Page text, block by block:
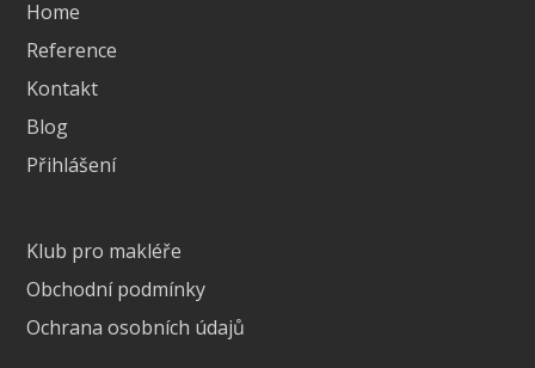
Home
Reference
Kontakt
Blog
Přihlášení
Klub pro makléře
Obchodní podmínky
Ochrana osobních údajů